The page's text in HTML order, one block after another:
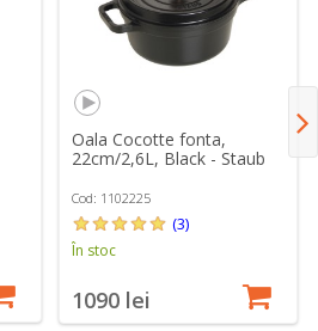
Oala Cocotte fonta,
22cm/2,6L, Black - Staub
Cod: 1102225
(3)
În stoc
1090 lei